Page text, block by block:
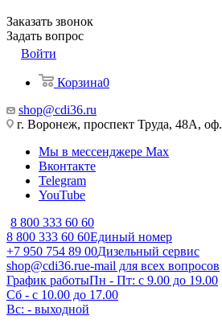
Заказать звонок
Задать вопрос
Войти
Корзина0
shop@cdi36.ru
г. Воронеж, проспект Труда, 48А,
Мы в мессенджере Max
Вконтакте
Telegram
YouTube
8 800 333 60 60
8 800 333 60 60Единый номер
+7 950 754 89 00Дизельный сервис
shop@cdi36.rue-mail для всех вопросов
График работыПн - Пт: с 9.00 до 19.00
Сб - с 10.00 до 17.00
Вс: - выходной